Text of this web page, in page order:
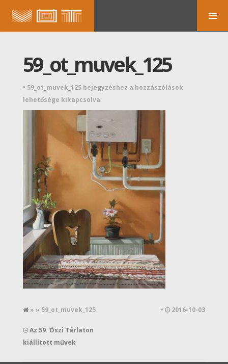
59_ot_muvek_125
• 59_ot_muvek_125 bejegyzéshez a hozzászólások
lehetősége kikapcsolva
» » 59_ot_muvek_125 • 2016-10-03
Az 59. Őszi Tárlaton
kiállított művek